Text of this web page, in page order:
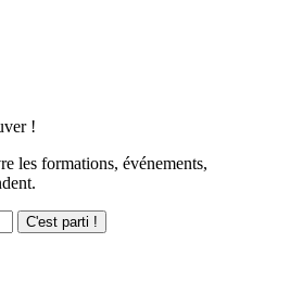
!
les formations, événements,
C'est parti !